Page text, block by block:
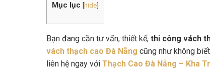
Mục lục [hide]
Bạn đang cần tư vấn, thiết kế, thi công vách
vách thạch cao Đà Nẵng cũng như không
liên hệ ngay với Thạch Cao Đà Nẵng – Kha